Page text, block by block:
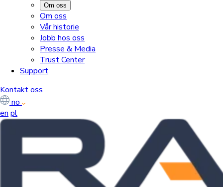
Om oss
Om oss
Vår historie
Jobb hos oss
Presse & Media
Trust Center
Support
Kontakt oss
no
en pl